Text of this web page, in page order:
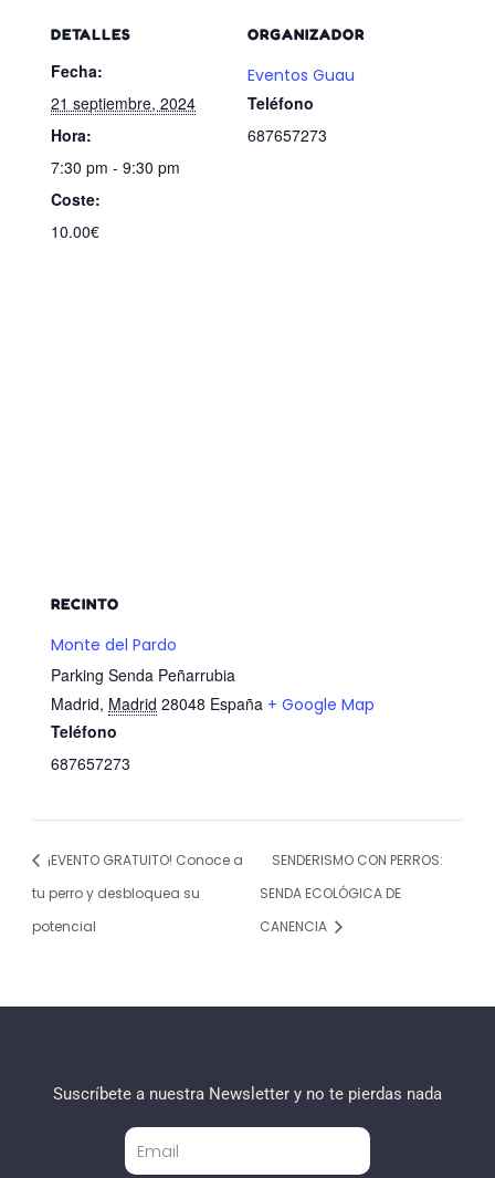
DETALLES
Fecha:
21 septiembre, 2024
Hora:
7:30 pm - 9:30 pm
Coste:
10.00€
ORGANIZADOR
Eventos Guau
Teléfono
687657273
RECINTO
Monte del Pardo
Parking Senda Peñarrubia
Madrid, Madrid 28048 España + Google Map
Teléfono
687657273
¡EVENTO GRATUITO! Conoce a
tu perro y desbloquea su
potencial
SENDERISMO CON PERROS:
SENDA ECOLÓGICA DE
CANENCIA
Suscríbete a nuestra Newsletter y no te pierdas nada